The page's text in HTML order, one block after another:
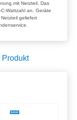
mit Netzteil. Das
Wattzahl an. Geräte
geliefert
Produkt